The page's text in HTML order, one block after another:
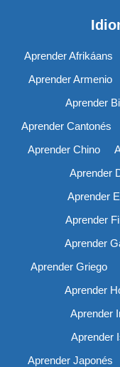
Aprender Afrikáans
Aprender Armenio
Aprender
Aprender Cantonés
Aprender Chino
Aprender
Aprender
Aprender
Aprender
Aprender Griego
Aprender
Aprender
Aprender
Aprender Japonés